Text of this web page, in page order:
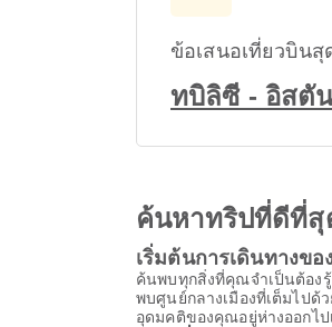
ข้อเสนอเที่ยวบินสุ
ทบิลิซี - อิสตั
ค้นหาทริปที่ดีที่
เริ่มต้นการเดินทางข
ค้นพบทุกสิ่งที่คุณจำเป็นต้องรู้
พบศูนย์กลางเมืองที่เต็มไป
อุดมคติของคุณอยู่ห่างออกไ